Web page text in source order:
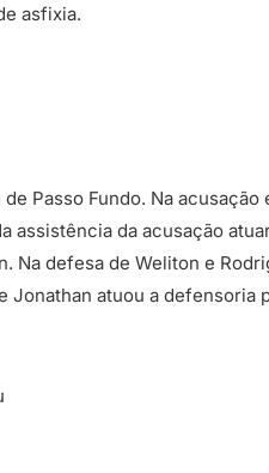
asfixia.
Passo Fundo. Na
assistência da acusação
Na defesa de Weliton e
Jonathan atuou a